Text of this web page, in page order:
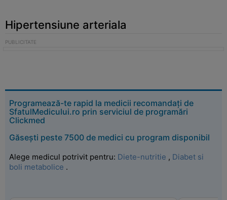
Hipertensiune arteriala
Programează-te rapid la medicii recomandați de
SfatulMedicului.ro prin serviciul de programări
Clickmed
Găsești peste 7500 de medici cu program disponibil
Alege medicul potrivit pentru: Diete-nutritie , Diabet si
boli metabolice .